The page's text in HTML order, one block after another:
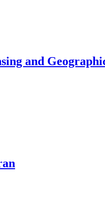
and